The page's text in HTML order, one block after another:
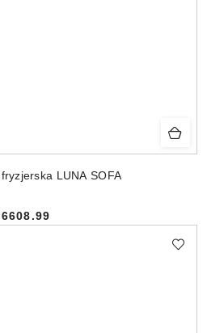
LUNA SOFA
Cena:
6608.99